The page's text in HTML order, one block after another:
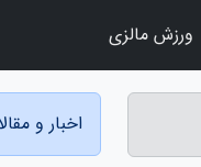
اخبار و
ورزش مالزی